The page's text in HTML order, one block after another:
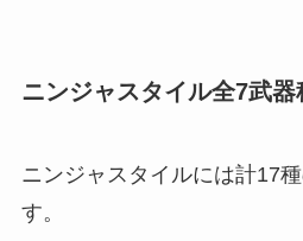
ニンジャスタイル全7武
ニンジャスタイルには計17
す。